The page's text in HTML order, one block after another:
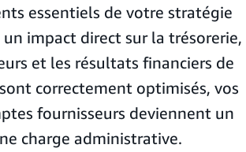
essentiels de votre stratégie
impact direct sur la trésorerie,
et les résultats financiers de
correctement optimisés, vos
fournisseurs deviennent un
charge administrative.